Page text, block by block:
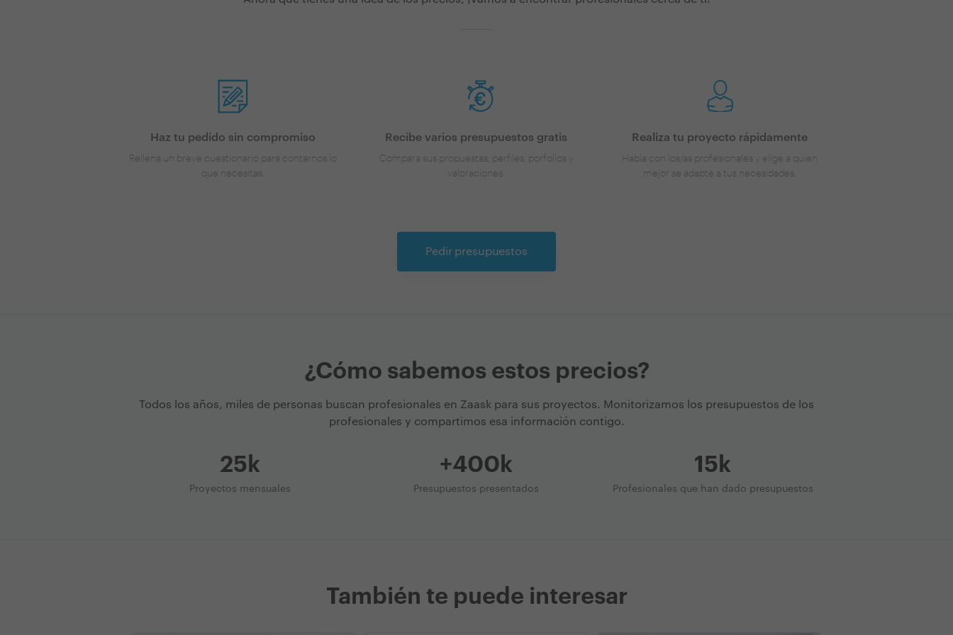
Haz tu pedido sin compromiso
Rellena un breve cuestionario para contarnos lo
que necesitas.
Recibe varios presupuestos gratis
Compara sus propuestas, perfiles, porfolios y
valoraciones.
Realiza tu proyecto rápidamente
Habla con los/as profesionales y elige a quien
mejor se adapte a tus necesidades.
Pedir presupuestos
¿Cómo sabemos estos precios?
Todos los años, miles de personas buscan profesionales en Zaask para sus proyectos. Monitorizamos los presupuestos de los
profesionales y compartimos esa información contigo.
25k
Proyectos mensuales
+400k
Presupuestos presentados
15k
Profesionales que han dado presupuestos
También te puede interesar